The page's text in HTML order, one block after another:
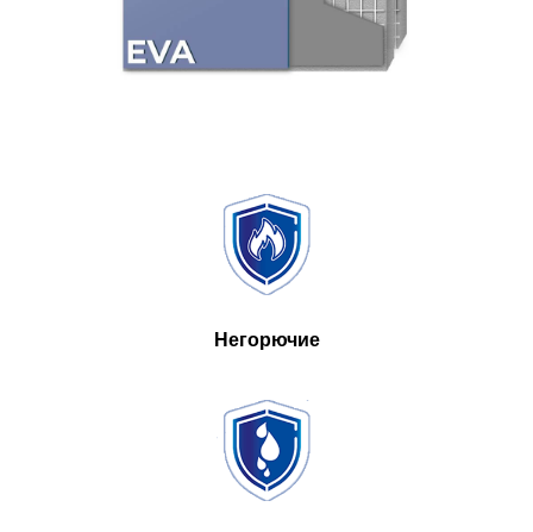
Негорючие